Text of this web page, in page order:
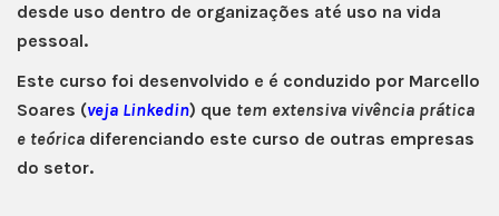
desde uso dentro de organizações até uso na vida
pessoal.
Este curso foi desenvolvido e é conduzido por Marcello
Soares (veja Linkedin) que tem extensiva vivência prática
e teórica diferenciando este curso de outras empresas
do setor.